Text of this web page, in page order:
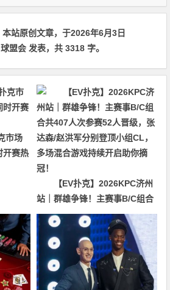
本站原创文章，于2026年6月3日
球盟会 发表，共 3318 字。
市场
开赛热
【EV扑克】2026KPC济州
站｜群雄争锋！主赛事B/C组合
共407人次参赛52人晋级，张达
森/赵洪军分别登顶小组CL，多
场混合游戏持续开启助你摘冠！